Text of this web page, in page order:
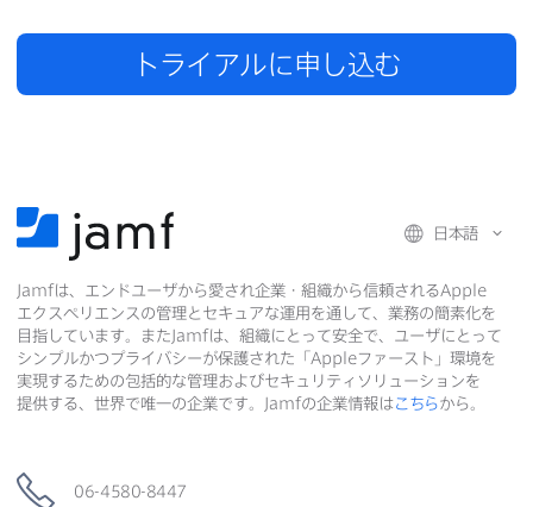
トライアルに​申し込む
日本語
Jamfは、​エンドユーザから​愛され企業・組織から​信頼されるApple
エクスペリエンスの​管理と​セキュアな​運用を​通して、​業務の​簡素化を​
目指しています。​また Jamfは、​組織に​とって​安全で、​ユーザに​とって​
シンプルかつプライバシーが​保護された​「 Appleファースト」環境を​
実現する​ための​包括的な​管理および​セキュリティソリューションを​
提供する、​世界で​唯一の​企業です。
Jamfの​企業情報はこちらから。
06-4580-8447